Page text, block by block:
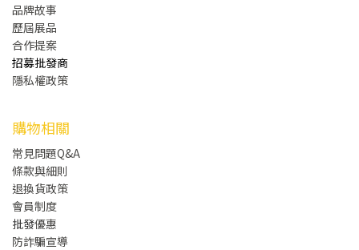
品牌故事
歷屆展品
合作提案
招募批發商
隱私權政策
購物相關
常見問題Q&A
條款與細則
退換貨政策
會員制度
批發優惠
防詐騙宣導